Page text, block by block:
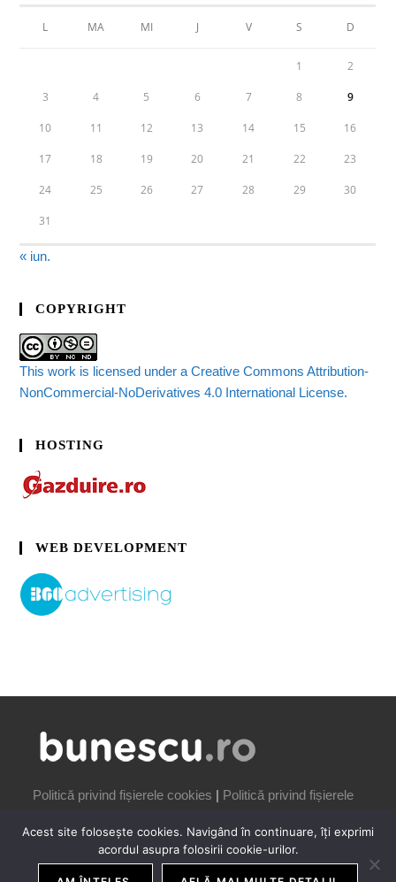
L MA MI J V S D
1 2
3 4 5 6 7 8 9
10 11 12 13 14 15 16
17 18 19 20 21 22 23
24 25 26 27 28 29 30
31
« iun.
COPYRIGHT
This work is licensed under a Creative Commons Attribution-
NonCommercial-NoDerivatives 4.0 International License.
HOSTING
WEB DEVELOPMENT
Politică privind fișierele cookies | Politică privind fișierele
Acest site folosește cookies. Navigând în continuare, îți exprimi
acordul asupra folosirii cookie-urilor.